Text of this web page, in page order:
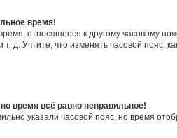
время!
относящееся к другому часовому
т. д. Учтите, что изменять часовой пояс,
время всё равно неправильное!
указали часовой пояс, но время